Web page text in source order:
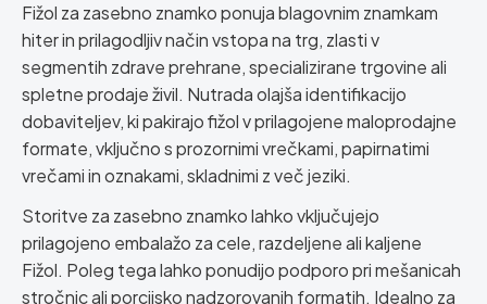
Fižol za zasebno znamko ponuja blagovnim znamkam
hiter in prilagodljiv način vstopa na trg, zlasti v
segmentih zdrave prehrane, specializirane trgovine ali
spletne prodaje živil. Nutrada olajša identifikacijo
dobaviteljev, ki pakirajo fižol v prilagojene maloprodajne
formate, vključno s prozornimi vrečkami, papirnatimi
vrečami in oznakami, skladnimi z več jeziki.
Storitve za zasebno znamko lahko vključujejo
prilagojeno embalažo za cele, razdeljene ali kaljene
Fižol. Poleg tega lahko ponudijo podporo pri mešanicah
stročnic ali porcijsko nadzorovanih formatih. Idealno za